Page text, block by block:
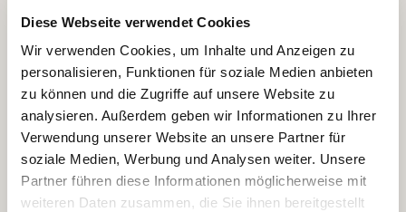
Diese Webseite verwendet Cookies
Wir verwenden Cookies, um Inhalte und Anzeigen zu
personalisieren, Funktionen für soziale Medien anbieten
zu können und die Zugriffe auf unsere Website zu
analysieren. Außerdem geben wir Informationen zu Ihrer
Verwendung unserer Website an unsere Partner für
soziale Medien, Werbung und Analysen weiter. Unsere
Partner führen diese Informationen möglicherweise mit
weiteren Daten zusammen, die Sie ihnen bereitgestellt
Ich bin damit einverstanden, dass meine personenbezogenen Daten
ausschließlich zum Zweck der Durchführung der Kontaktanfrage
verarbeitet, auf IT- Systemen der Garitz Bewirtschaftungsbetriebe
GmbH, Heinrich-von-Kleist-Straße 2, 97688 Bad Kissingen
(Betreiber) gespeichert und an die für das Stellenangebot
verantwortliche Stelle zur Kontaktaufnahme weitergegeben
werden.
Diese Einwilligungserklärung kann ich jederzeit gegenüber dem